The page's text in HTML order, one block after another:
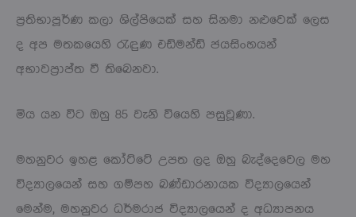
ප්‍රතිභාපූර්ණ කලා ශිල්පියෙක් සහ සිනමා නළුවෙක් ලෙස
ද අප මතකයෙහි රැඳුණ එඩ්මන්ඩ් ජයසිංහයන්
අභාවප්‍රාප්ත වී තිබෙනවා.
මිය යන විට ඔහු 85 වැනි වියෙහි පසුවූණා.
මහනුවර ඉහළ කෝට්ටේ උපත ලද ඔහු බැද්දෙවෙල මහ
විද්‍යාලයෙන් සහ ගම්පහ බණ්ඩාරනායක විද්‍යාලයෙන්
මෙන්ම, මහනුවර ධර්මරාජ විද්‍යාලයෙන් ද අධ්‍යාපනය